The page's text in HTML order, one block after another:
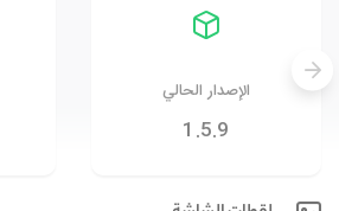
الإصدار الحالي
1.5.9